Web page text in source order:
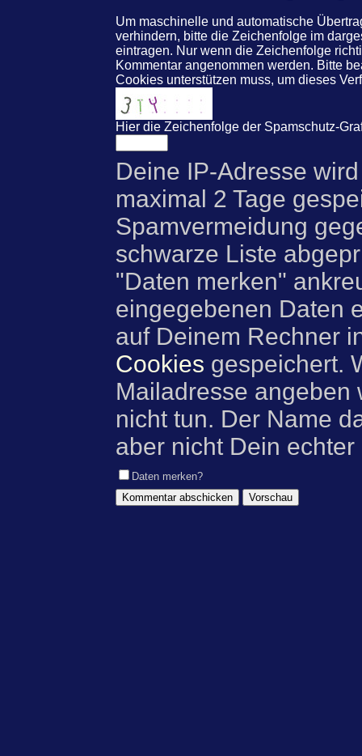
Um maschinelle und automatische
verhindern, bitte die Zeichenfolge im
eintragen. Nur wenn die Zeichenfolge
Kommentar angenommen werden. Bitte
Cookies unterstützen muss, um dieses
Hier die Zeichenfolge der Spamschutz-
Deine IP-Adresse
maximal 2 Tage
Spamvermeidung
schwarze Liste
"Daten merken"
eingegebenen Daten
auf Deinem Rechner
Cookies gespeichert.
Mailadresse angeben
nicht tun. Der Name
aber nicht Dein
Daten merken?